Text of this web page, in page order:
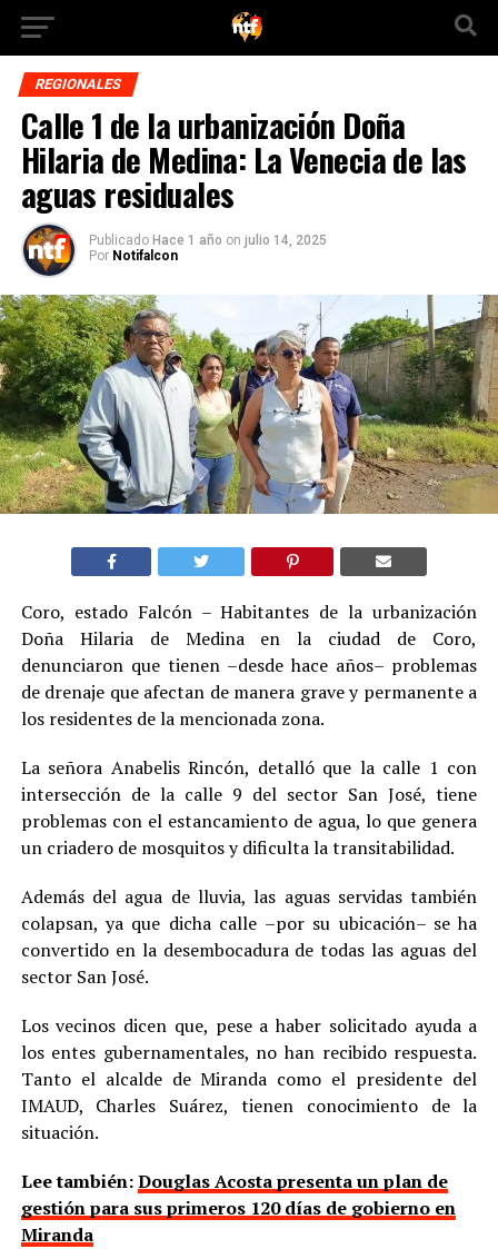
REGIONALES
Calle 1 de la urbanización Doña
Hilaria de Medina: La Venecia de las
aguas residuales
Publicado Hace 1 año on julio 14, 2025
Por Notifalcon
Coro, estado Falcón – Habitantes de la urbanización
Doña Hilaria de Medina en la ciudad de Coro,
denunciaron que tienen –desde hace años– problemas
de drenaje que afectan de manera grave y permanente a
los residentes de la mencionada zona.
La señora Anabelis Rincón, detalló que la calle 1 con
intersección de la calle 9 del sector San José, tiene
problemas con el estancamiento de agua, lo que genera
un criadero de mosquitos y dificulta la transitabilidad.
Además del agua de lluvia, las aguas servidas también
colapsan, ya que dicha calle –por su ubicación– se ha
convertido en la desembocadura de todas las aguas del
sector San José.
Los vecinos dicen que, pese a haber solicitado ayuda a
los entes gubernamentales, no han recibido respuesta.
Tanto el alcalde de Miranda como el presidente del
IMAUD, Charles Suárez, tienen conocimiento de la
situación.
Lee también:Douglas Acosta presenta un plan de
gestión para sus primeros 120 días de gobierno en
Miranda